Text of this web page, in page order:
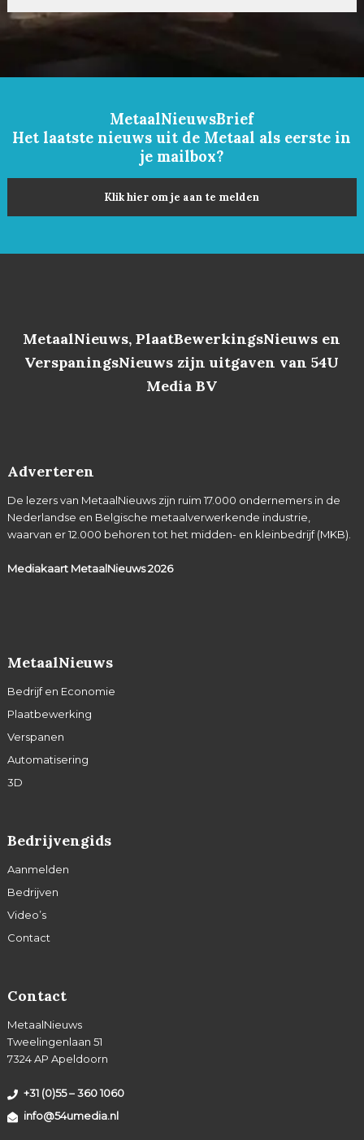
MetaalNieuwsBrief
Het laatste nieuws uit de Metaal als eerste in
je mailbox?
Klik hier om je aan te melden
MetaalNieuws, PlaatBewerkingsNieuws en
VerspaningsNieuws zijn uitgaven van 54U
Media BV
Adverteren
De lezers van MetaalNieuws zijn ruim 17.000 ondernemers in de
Nederlandse en Belgische metaalverwerkende industrie,
waarvan er 12.000 behoren tot het midden- en kleinbedrijf (MKB).
Mediakaart MetaalNieuws2026
MetaalNieuws
Bedrijf en Economie
Plaatbewerking
Verspanen
Automatisering
3D
Bedrijvengids
Aanmelden
Bedrijven
Video’s
Contact
Contact
MetaalNieuws
Tweelingenlaan 51
7324 AP Apeldoorn
+31 (0)55 – 360 1060
info@54umedia.nl